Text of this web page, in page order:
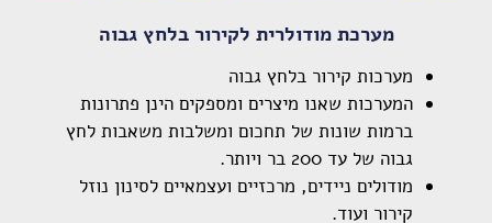
מערכת מודולרית לקירור בלחץ גבוה
מערכות קירור בלחץ גבוה
המערכות שאנו מיצרים ומספקים הינן פתרונות
ברמות שונות של תחכום ומשלבות משאבות לחץ
גבוה של עד 200 בר ויותר.
מודולים ניידים, מרכזיים ועצמאיים לסינון נוזל
קירור ועוד.